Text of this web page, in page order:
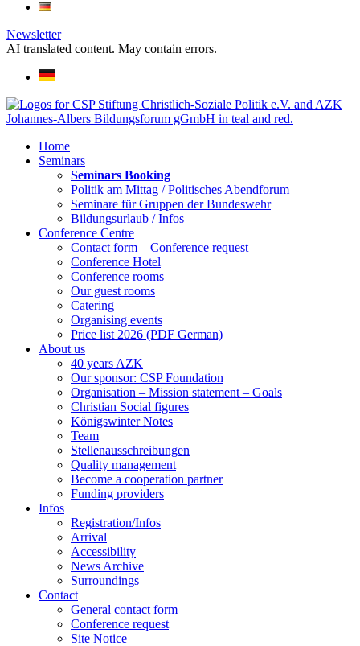
Newsletter
AI translated content. May contain errors.
Home
Seminars
Seminars Booking
Politik am Mittag / Politisches Abendforum
Seminare für Gruppen der Bundeswehr
Bildungsurlaub / Infos
Conference Centre
Contact form – Conference request
Conference Hotel
Conference rooms
Our guest rooms
Catering
Organising events
Price list 2026 (PDF German)
About us
40 years AZK
Our sponsor: CSP Foundation
Organisation – Mission statement – Goals
Christian Social figures
Königswinter Notes
Team
Stellenausschreibungen
Quality management
Become a cooperation partner
Funding providers
Infos
Registration/Infos
Arrival
Accessibility
News Archive
Surroundings
Contact
General contact form
Conference request
Site Notice